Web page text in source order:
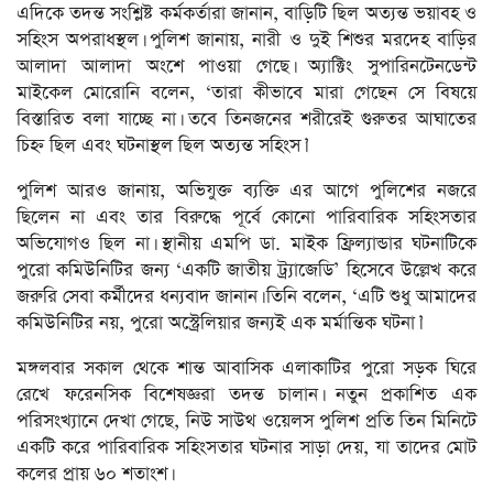
এদিকে তদন্ত সংশ্লিষ্ট কর্মকর্তারা জানান, বাড়িটি ছিল অত্যন্ত ভয়াবহ ও
সহিংস অপরাধস্থল। পুলিশ জানায়, নারী ও দুই শিশুর মরদেহ বাড়ির
আলাদা আলাদা অংশে পাওয়া গেছে। অ্যাক্টিং সুপারিনটেনডেন্ট
মাইকেল মোরোনি বলেন, ‘তারা কীভাবে মারা গেছেন সে বিষয়ে
বিস্তারিত বলা যাচ্ছে না। তবে তিনজনের শরীরেই গুরুতর আঘাতের
চিহ্ন ছিল এবং ঘটনাস্থল ছিল অত্যন্ত সহিংস।’
পুলিশ আরও জানায়, অভিযুক্ত ব্যক্তি এর আগে পুলিশের নজরে
ছিলেন না এবং তার বিরুদ্ধে পূর্বে কোনো পারিবারিক সহিংসতার
অভিযোগও ছিল না। স্থানীয় এমপি ডা. মাইক ফ্রিল্যান্ডার ঘটনাটিকে
পুরো কমিউনিটির জন্য ‘একটি জাতীয় ট্র্যাজেডি’ হিসেবে উল্লেখ করে
জরুরি সেবা কর্মীদের ধন্যবাদ জানান। তিনি বলেন, ‘এটি শুধু আমাদের
কমিউনিটির নয়, পুরো অস্ট্রেলিয়ার জন্যই এক মর্মান্তিক ঘটনা।’
মঙ্গলবার সকাল থেকে শান্ত আবাসিক এলাকাটির পুরো সড়ক ঘিরে
রেখে ফরেনসিক বিশেষজ্ঞরা তদন্ত চালান। নতুন প্রকাশিত এক
পরিসংখ্যানে দেখা গেছে, নিউ সাউথ ওয়েলস পুলিশ প্রতি তিন মিনিটে
একটি করে পারিবারিক সহিংসতার ঘটনার সাড়া দেয়, যা তাদের মোট
কলের প্রায় ৬০ শতাংশ।